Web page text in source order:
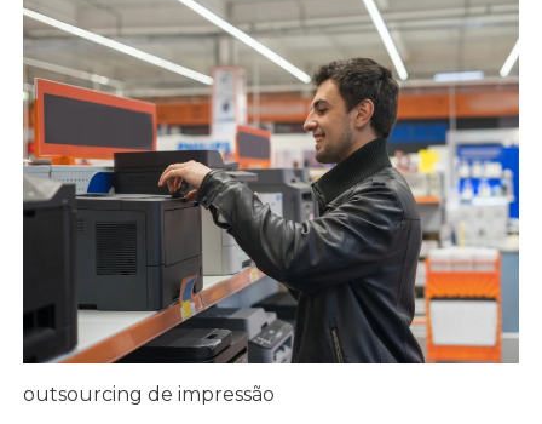
outsourcing de impressão